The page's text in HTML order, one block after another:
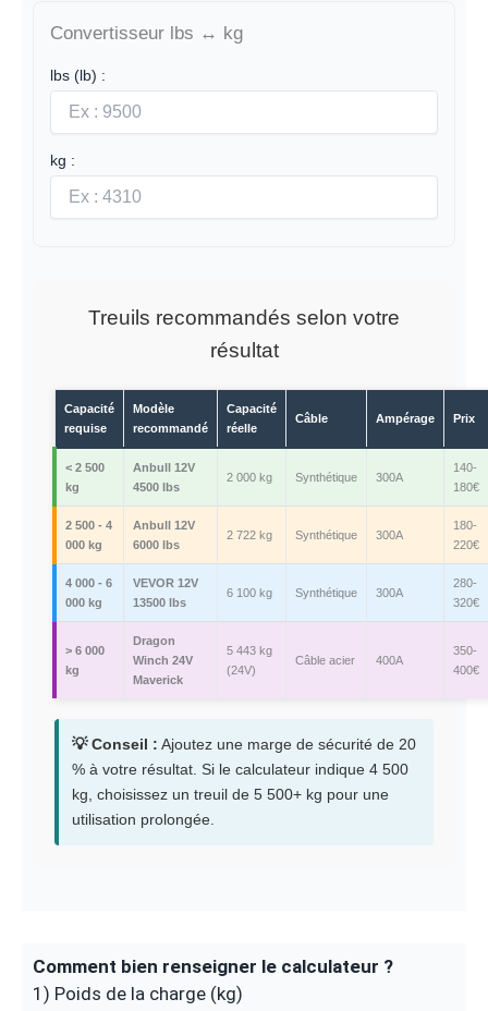
Convertisseur lbs ↔ kg
lbs (lb) :
kg :
Treuils recommandés selon votre
résultat
Capacité
requise
Modèle
recommandé
Capacité
réelle
Câble Ampérage Prix
< 2 500
kg
Anbull 12V
4500 lbs
2 000 kg Synthétique 300A
140-
180€
2 500 - 4
000 kg
Anbull 12V
6000 lbs
2 722 kg Synthétique 300A
180-
220€
4 000 - 6
000 kg
VEVOR 12V
13500 lbs
6 100 kg Synthétique 300A
280-
320€
> 6 000
kg
Dragon
Winch 24V
Maverick
5 443 kg
(24V)
Câble acier 400A
350-
400€
💡 Conseil : Ajoutez une marge de sécurité de 20
% à votre résultat. Si le calculateur indique 4 500
kg, choisissez un treuil de 5 500+ kg pour une
utilisation prolongée.
Comment bien renseigner le calculateur ?
1) Poids de la charge (kg)